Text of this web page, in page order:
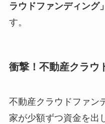
ラウドファンディング
す。
衝撃！不動産クラウ
不動産クラウドファン
家が少額ずつ資金を出